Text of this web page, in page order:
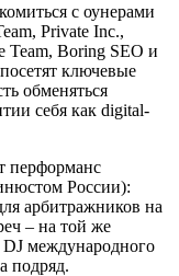
с оунерами
Private Inc.,
Team, Boring SEO и
ключевые
обменяться
себя как digital-
перформанс
России):
арбитражников на
– на той же
DJ международного
подряд.